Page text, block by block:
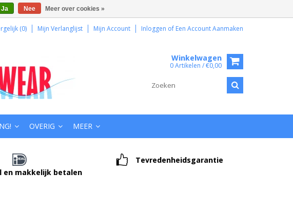
(0) Mijn Verlanglijst Mijn Account Inloggen of Een Account Aanmaken
Winkelwagen
0 Artikelen / €0,00
OVERIG MEER
en makkelijk betalen
Tevredenheidsgarantie
Ja Nee Meer over cookies »